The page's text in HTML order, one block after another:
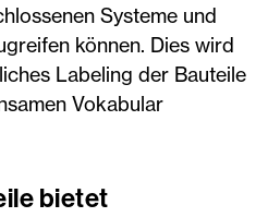
Systeme und
können. Dies wird
Labeling der Bauteile
Vokabular
bietet